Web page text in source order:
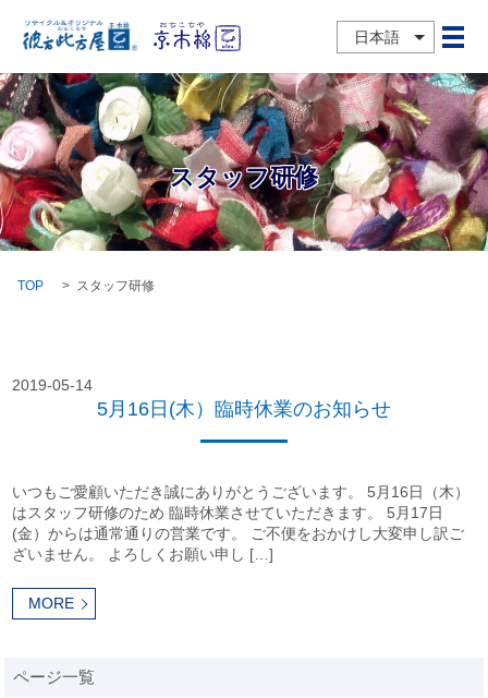
日本語 メ
スタッフ研修
TOP スタッフ研修
2019-05-14
5月16日(木）臨時休業のお知らせ
いつもご愛顧いただき誠にありがとうございます。 5月16日（木）
はスタッフ研修のため 臨時休業させていただきます。 5月17日
(金）からは通常通りの営業です。 ご不便をおかけし大変申し訳ご
ざいません。 よろしくお願い申し […]
MORE